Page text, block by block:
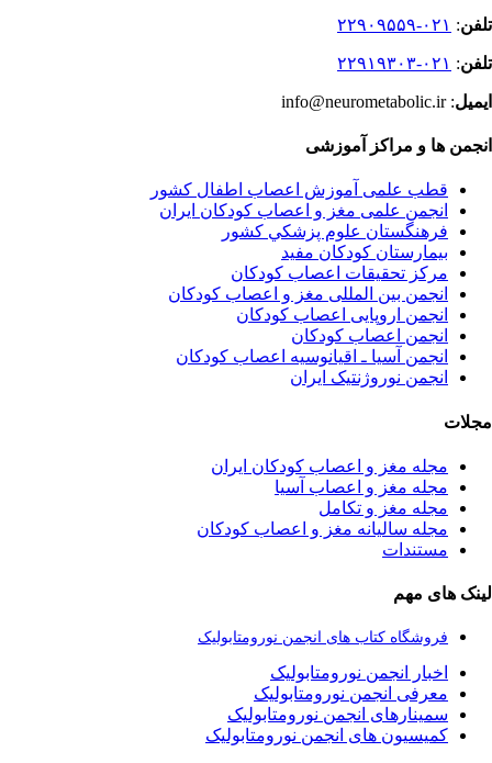
تلفن: ۰۲۱-۲۲۹۰۹۵۵۹
تلفن: ۰۲۱-۲۲۹۱۹۳۰۳
ایمیل: info@neurometabolic.ir
انجمن ها و مراکز آموزشی
قطب علمی آموزش اعصاب اطفال کشور
انجمن علمی مغز و اعصاب کودکان ایران
فرهنگستان علوم پزشكي كشور
بیمارستان کودکان مفید
مرکز تحقیقات اعصاب کودکان
انجمن بین المللی مغز و اعصاب کودکان
انجمن اروپایی اعصاب کودکان
انجمن اعصاب کودکان
انجمن آسیا ـ اقیانوسیه اعصاب کودکان
انجمن نوروژنتیک ایران
مجلات
مجله مغز و اعصاب کودکان ایران
مجله مغز و اعصاب آسیا
مجله مغز و تکامل
مجله سالیانه مغز و اعصاب کودکان
مستندات
لینک های مهم
فروشگاه کتاب های انجمن نورومتابولیک
اخبار انجمن نورومتابولیک
معرفی انجمن نورومتابولیک
سمینارهای انجمن نورومتابولیک
کمیسیون های انجمن نورومتابولیک